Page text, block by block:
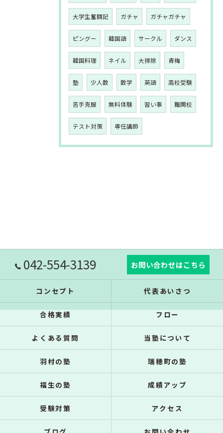
大学生奮闘記 ガチャ ガチャガチャ
ピングー 韓国語 サークル ダンス
韓国料理 ネイル 大掃除 青梅
塾 少人数 数学 英語 高校受験
苦手克服 無料体験 習い事 難関校
テスト対策 専任講師
042-554-3139 お問い合わせはこちら
コンセプト 代表あいさつ
合格実績 フロー
よくある質問 当塾について
羽村の塾 瑞穂町の塾
福生の塾 成績アップ
受験対策 アクセス